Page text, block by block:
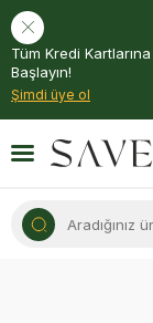
Tüm Kredi
Başlayın!
Şimdi üye ol